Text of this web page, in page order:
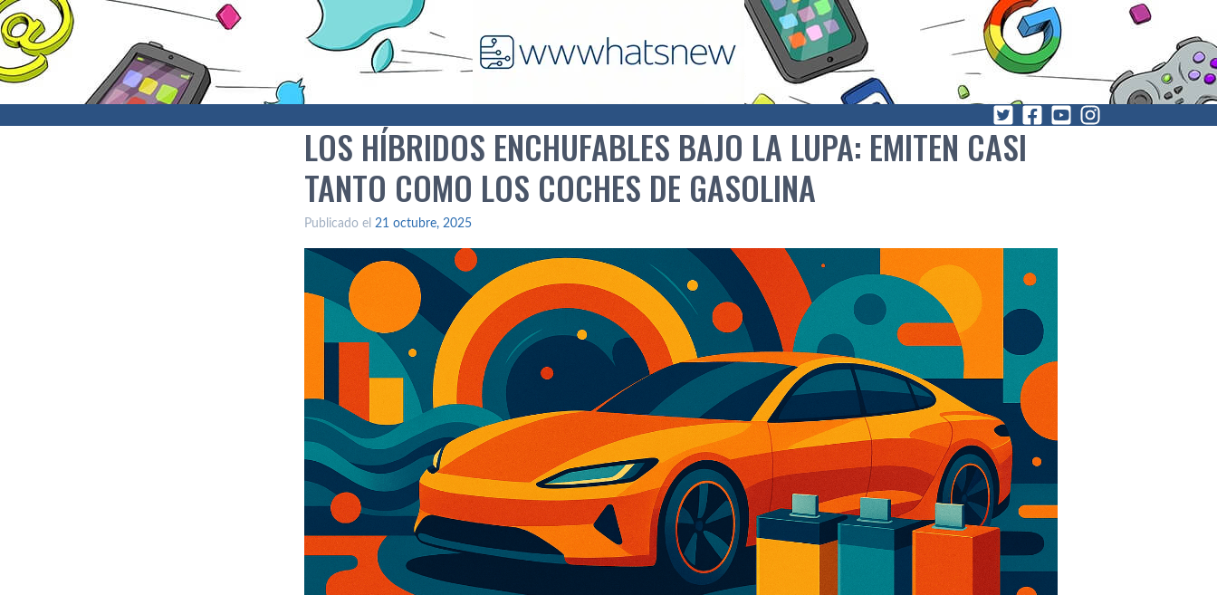
LOS HÍBRIDOS ENCHUFABLES BAJO LA LUPA: EMITEN CASI
TANTO COMO LOS COCHES DE GASOLINA
Publicado el 21 octubre, 2025